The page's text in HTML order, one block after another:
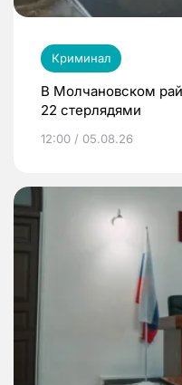
Криминал
В Молчановском
22 стерлядями
12:00 / 05.08.26